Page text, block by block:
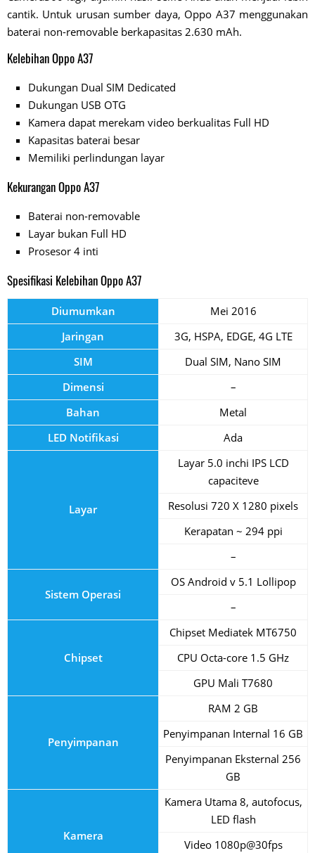
cantik. Untuk urusan sumber daya, Oppo A37 menggunakan
baterai non-removable berkapasitas 2.630 mAh.
Kelebihan Oppo A37
Dukungan Dual SIM Dedicated
Dukungan USB OTG
Kamera dapat merekam video berkualitas Full HD
Kapasitas baterai besar
Memiliki perlindungan layar
Kekurangan Oppo A37
Baterai non-removable
Layar bukan Full HD
Prosesor 4 inti
Spesifikasi Kelebihan Oppo A37
Diumumkan
Mei 2016
Jaringan
3G, HSPA, EDGE, 4G LTE
SIM
Dual SIM, Nano SIM
Dimensi
–
Bahan
Metal
LED Notifikasi
Ada
Layar
Layar 5.0 inchi IPS LCD
capaciteve
Resolusi 720 X 1280 pixels
Kerapatan ~ 294 ppi
–
Sistem Operasi
OS Android v 5.1 Lollipop
–
Chipset
Chipset Mediatek MT6750
CPU Octa-core 1.5 GHz
GPU Mali T7680
Penyimpanan
RAM 2 GB
Penyimpanan Internal 16 GB
Penyimpanan Eksternal 256
GB
Kamera
Kamera Utama 8, autofocus,
LED flash
Video 1080p@30fps